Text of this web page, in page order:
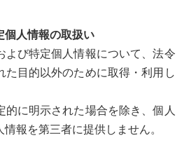
個人情報の取扱い
よび特定個人情報について、法令
た目的以外のために取得・利用し
的に明示された場合を除き、個人
報を第三者に提供しません。